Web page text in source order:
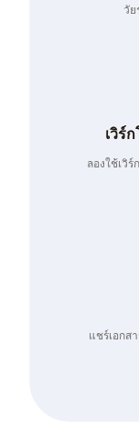
วั
เวิร์
ลองใช้เวิ
แชร์เอกส